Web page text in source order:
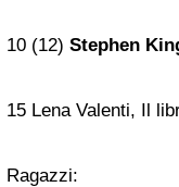
10 (12) Stephen
15 Lena Valenti, Il
Ragazzi: